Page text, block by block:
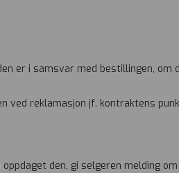
er i samsvar med bestillingen,
ved reklamasjon jf. kontraktens
den, gi selgeren melding